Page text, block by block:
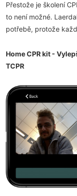
Přestože je školení
to není možné.
potřebě, protože
Home CPR kit -
TCPR